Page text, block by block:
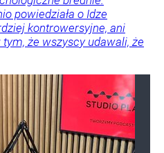
powiedziała o Idze
kontrowersyjne, ani
że wszyscy udawali, że